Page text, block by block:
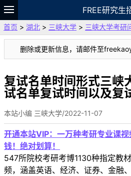
FREE研究生
题库
故事 专题 APP
VIP
资料
首页 > 湖北 > 三峡大学 > 三峡大学考研
删除或更新信息，请邮件至
复试名单时间形式三峡
试名单复试时间以及复
本站小编 三峡大学/2022-11-07
开通本站VIP：一万种考研专业课
钱！绝对划算！
547所院校考研考博1130种指定教
频，涵盖英语、经济、证券、金融